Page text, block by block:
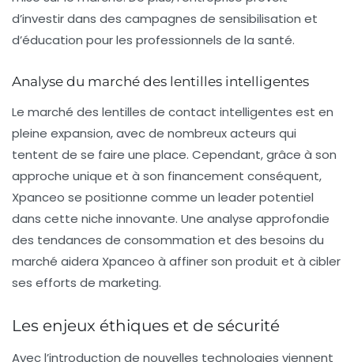
d’investir dans des campagnes de sensibilisation et
d’éducation pour les professionnels de la santé.
Analyse du marché des lentilles intelligentes
Le marché des lentilles de contact intelligentes est en
pleine expansion, avec de nombreux acteurs qui
tentent de se faire une place. Cependant, grâce à son
approche unique et à son financement conséquent,
Xpanceo se positionne comme un leader potentiel
dans cette niche innovante. Une analyse approfondie
des tendances de consommation et des besoins du
marché aidera Xpanceo à affiner son produit et à cibler
ses efforts de marketing.
Les enjeux éthiques et de sécurité
Avec l’introduction de nouvelles technologies viennent